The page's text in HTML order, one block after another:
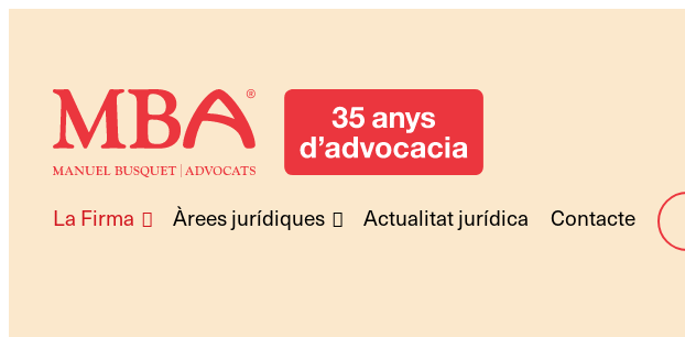
Manuel Busquet Advocats Manresa. Serveis Jurídics Barcelona
La Firma Àrees jurídiques Actualitat jurídica Contacte